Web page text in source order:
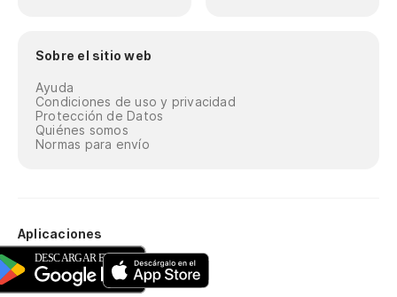
Sobre el sitio web
Ayuda
Condiciones de uso y privacidad
Protección de Datos
Quiénes somos
Normas para envío
Aplicaciones